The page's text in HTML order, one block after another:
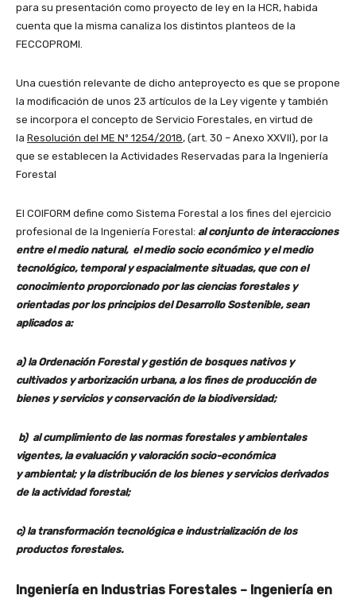
para su presentación como proyecto de ley en la HCR, habida
cuenta que la misma canaliza los distintos planteos de la
FECCOPROMI.
Una cuestión relevante de dicho anteproyecto es que se propone
la modificación de unos 23 artículos de la Ley vigente y también
se incorpora el concepto de Servicio Forestales, en virtud de
la Resolución del ME Nº 1254/2018, (art. 30 – Anexo XXVII), por la
que se establecen la Actividades Reservadas para la Ingeniería
Forestal
El COIFORM define como Sistema Forestal a los fines del ejercicio
profesional de la Ingeniería Forestal: al conjunto de interacciones
entre el medio natural, el medio socio económico y el medio
tecnológico, temporal y espacialmente situadas, que con el
conocimiento proporcionado por las ciencias forestales y
orientadas por los principios del Desarrollo Sostenible, sean
aplicados a:
a) la Ordenación Forestal y gestión de bosques nativos y
cultivados y arborización urbana, a los fines de producción de
bienes y servicios y conservación de la biodiversidad;
b) al cumplimiento de las normas forestales y ambientales
vigentes, la evaluación y valoración socio-económica
y ambiental; y la distribución de los bienes y servicios derivados
de la actividad forestal;
c) la transformación tecnológica e industrialización de los
productos forestales.
Ingeniería en Industrias Forestales – Ingeniería en